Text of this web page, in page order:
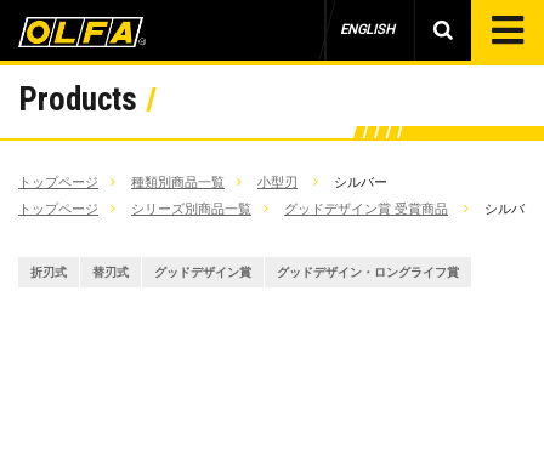
ENGLISH
Products
トップページ 種類別商品一覧 小型刃
シルバー
トップページ
シリーズ別商品一覧 グッドデザイン賞 受賞商品 シルバー
折刃式 替刃式 グッドデザイン賞 グッドデザイン・ロングライフ賞